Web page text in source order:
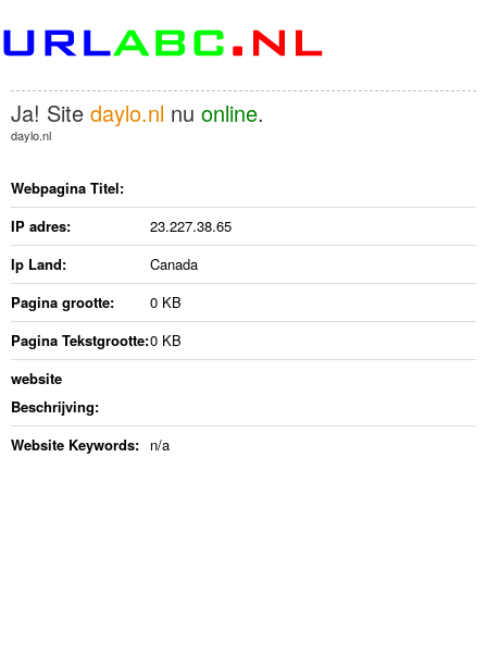
Ja! Site daylo.nl nu online.
daylo.nl
Webpagina Titel:
IP adres:
23.227.38.65
Ip Land:
Canada
Pagina grootte:
0 KB
Pagina Tekstgrootte:0 KB
website
Beschrijving:
Website Keywords: n/a